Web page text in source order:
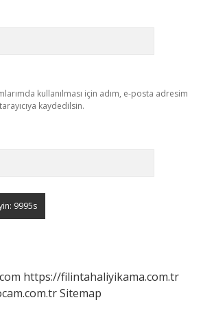
kullanılması için adım, e-posta adresim
kaydedilsin.
https://filintahaliyikama.com.tr
Sitemap